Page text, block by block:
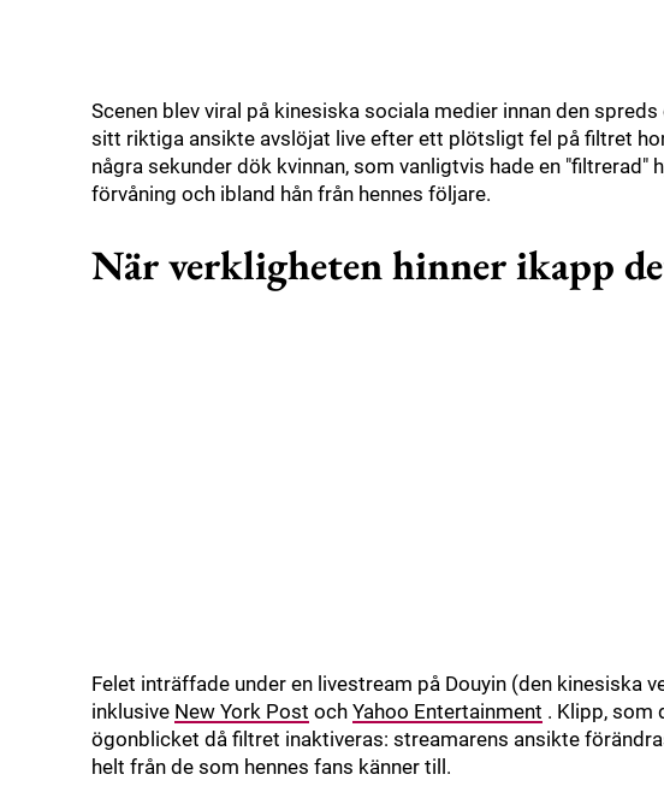
Scenen blev viral på kinesiska sociala medier innan den
sitt riktiga ansikte avslöjat live efter ett plötsligt fel på filtret
några sekunder dök kvinnan, som vanligtvis hade en "filtrerad"
förvåning och ibland hån från hennes följare.
När verkligheten hinner ikapp
Felet inträffade under en livestream på Douyin (den kinesiska
inklusive New York Post och Yahoo Entertainment . Klipp, som
ögonblicket då filtret inaktiveras: streamarens ansikte
helt från de som hennes fans känner till.